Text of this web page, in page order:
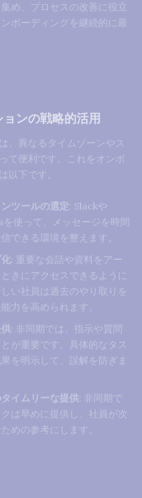
め、プロセスの改善に役立
ボーディングを継続的に最
ンの戦略的活用
、異なるタイムゾーンやス
て便利です。これをオンボ
以下です。
ツールの選定: Slackや
使って、メッセージを時間
できる環境を整えます。
: 重要な会話や資料をアー
きにアクセスできるように
い社員は過去のやり取りを
力を高められます。
: 非同期では、指示や質問
が重要です。具体的なタス
を明示して、誤解を防ぎま
イムリーな提供: 非同期で
は早めに提供し、社員が次
めの参考にします。